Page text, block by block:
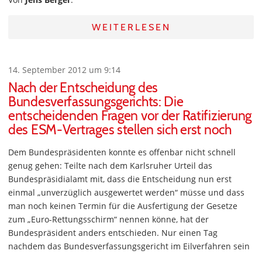
WEITERLESEN
14. September 2012 um 9:14
Nach der Entscheidung des
Bundesverfassungsgerichts: Die
entscheidenden Fragen vor der Ratifizierung
des ESM-Vertrages stellen sich erst noch
Dem Bundespräsidenten konnte es offenbar nicht schnell
genug gehen: Teilte nach dem Karlsruher Urteil das
Bundespräsidialamt mit, dass die Entscheidung nun erst
einmal „unverzüglich ausgewertet werden“ müsse und dass
man noch keinen Termin für die Ausfertigung der Gesetze
zum „Euro-Rettungsschirm“ nennen könne, hat der
Bundespräsident anders entschieden. Nur einen Tag
nachdem das Bundesverfassungsgericht im Eilverfahren sein